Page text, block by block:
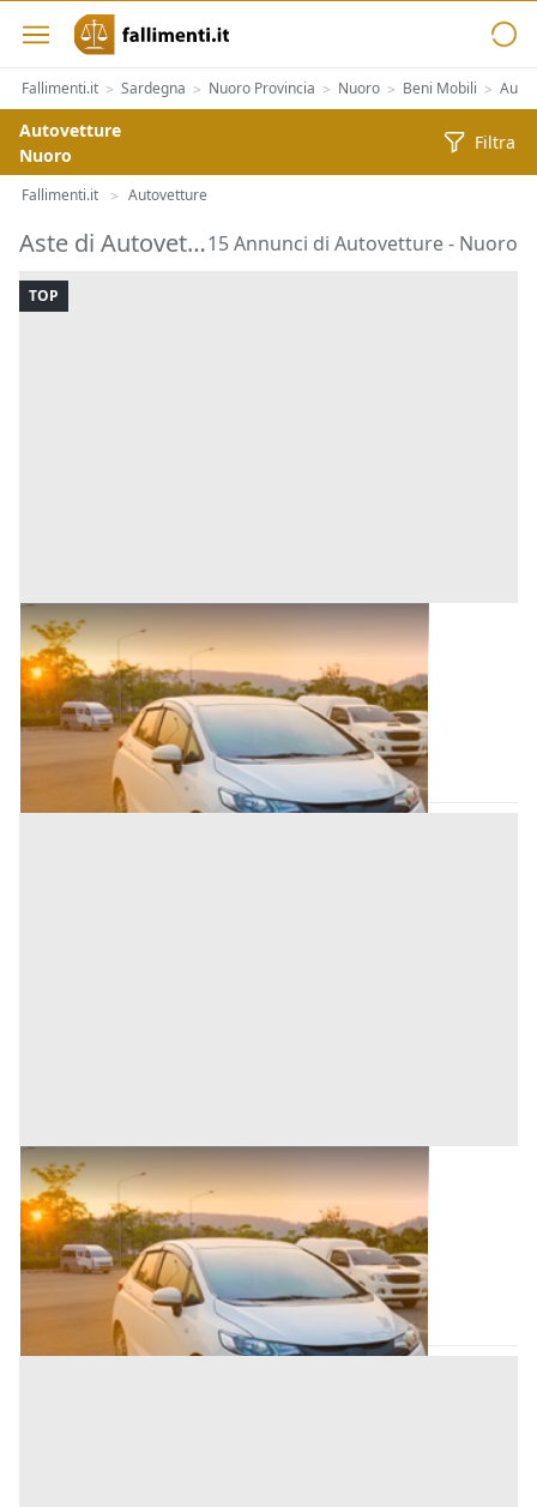
Fallimenti.it > Sardegna > Nuoro Provincia > Nuoro > Beni Mobili >
Autovetture
Nuoro
Filtra
Fallimenti.it > Autovetture
Aste di Autovetture Nuoro15 Annunci di Autovetture - Nuoro
TOP
Autovetture all'asta a Nuoro
Nuoro (Nuoro)
Offerta minima
500 €
Codice asta:DH8235902
Asta chiusa
Autovetture all'asta a Nuoro
Nuoro (Nuoro)
Offerta minima
2.000 €
Codice asta:bf87a2c1
Asta chiusa